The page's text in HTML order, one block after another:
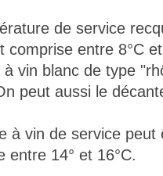
de service
comprise entre 8°C
à vin blanc de type
peut aussi le
à vin de service
entre 14° et 16°C.